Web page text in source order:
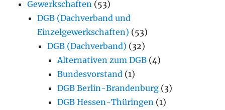
Gewerkschaften (53)
DGB (Dachverband und
Einzelgewerkschaften) (53)
DGB (Dachverband) (32)
Alternativen zum DGB (4)
Bundesvorstand (1)
DGB Berlin-Brandenburg (3)
DGB Hessen-Thüringen (1)